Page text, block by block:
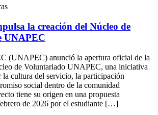
la creación del Núcleo de
UNAPEC
(UNAPEC) anunció la apertura oficial de la
de Voluntariado UNAPEC, una iniciativa
la cultura del servicio, la participación
social dentro de la comunidad
tiene su origen en una propuesta
de 2026 por el estudiante […]